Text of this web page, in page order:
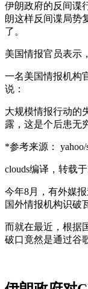
伊朗政府的反间谍
朗这样反间谍局势
了。
美国情报官员表示
一名美国情报机构
说：
大规模情报行动的
露，这是个后患无
*参考来源： yahoo/
clouds编译，转载
今年8月，有外媒
国外情报机构识破
而就在最近，根据
破口竟然是通过谷